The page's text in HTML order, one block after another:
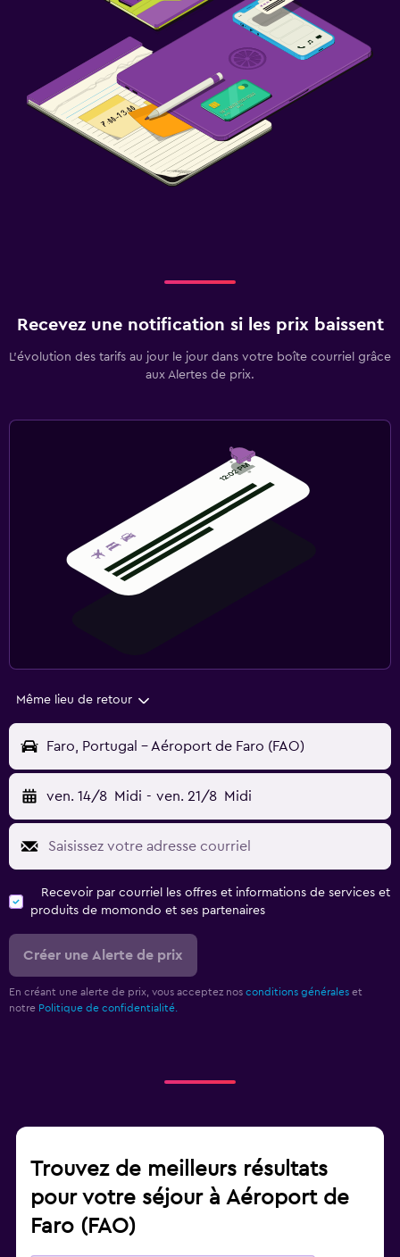
Recevez une notification si les prix baissent
L’évolution des tarifs au jour le jour dans votre boîte courriel grâce
aux Alertes de prix.
Même lieu de retour
Faro, Portugal - Aéroport de Faro (FAO)
ven. 14/8 Midi - ven. 21/8 Midi
Recevoir par courriel les offres et informations de services et
produits de momondo et ses partenaires
Créer une Alerte de prix
En créant une alerte de prix, vous acceptez nos conditions générales et
notre Politique de confidentialité.
Trouvez de meilleurs résultats
pour votre séjour à Aéroport de
Faro (FAO)